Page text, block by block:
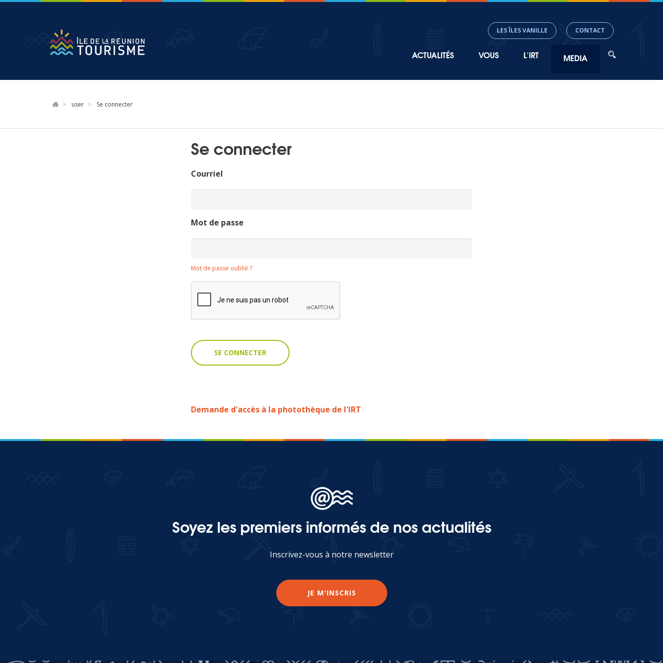
navigation
ACTUALITÉS VOUS L'IRT MEDIA
LES ÎLES VANILLE CONTACT
user Se connecter
Se connecter
Courriel
Mot de passe
Mot de passe oublié ?
Demande d'accès à la photothèque de l'IRT
Soyez les premiers informés de nos actualités
Inscrivez-vous à notre newsletter
JE M'INSCRIS